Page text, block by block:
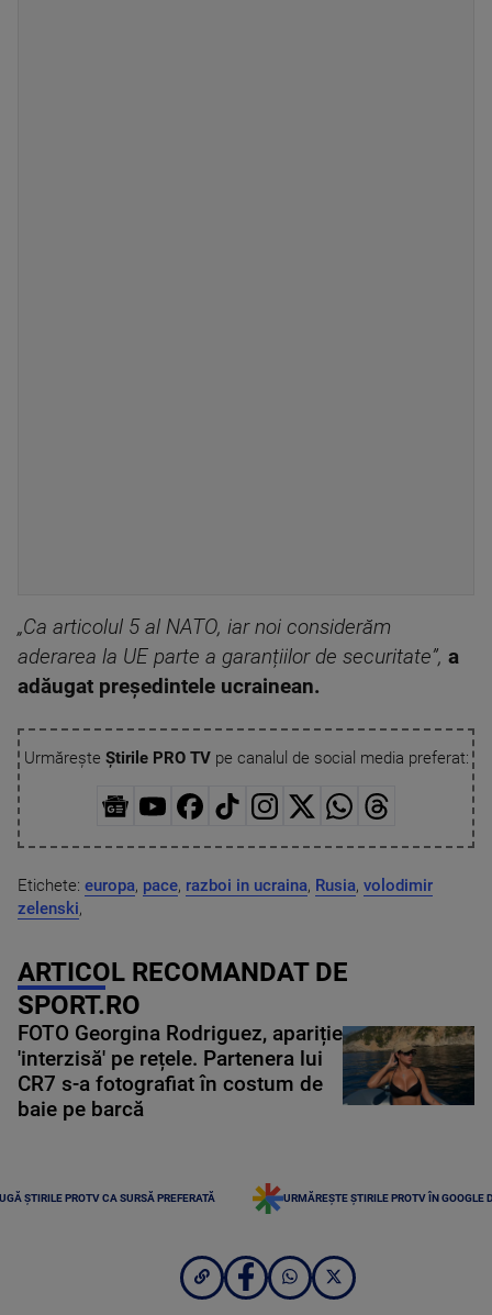
„Ca articolul 5 al NATO, iar noi considerăm
aderarea la UE parte a garanțiilor de securitate”, a
adăugat președintele ucrainean.
Urmărește Știrile PRO TVpe canalul de social media preferat:
Etichete: europa, pace, razboi in ucraina, Rusia, volodimir
zelenski,
ARTICOL RECOMANDAT DE
SPORT.RO
FOTO Georgina Rodriguez, apariție
'interzisă' pe rețele. Partenera lui
CR7 s-a fotografiat în costum de
baie pe barcă
ȘTIRILE PROTV CA SURSĂ PREFERATĂ URMĂREȘTE ȘTIRILE PROTV ÎN GOOGLE